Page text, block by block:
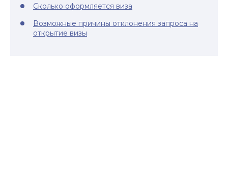
Сколько оформляется виза
Возможные причины отклонения запроса на
открытие визы